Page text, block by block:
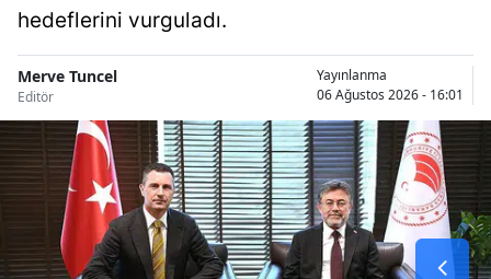
hedeflerini vurguladı.
Merve Tuncel
Editör
Yayınlanma
06 Ağustos 2026 - 16:01